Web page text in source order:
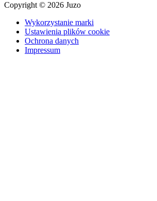
Copyright © 2026 Juzo
Wykorzystanie marki
Ustawienia plików cookie
Ochrona danych
Impressum